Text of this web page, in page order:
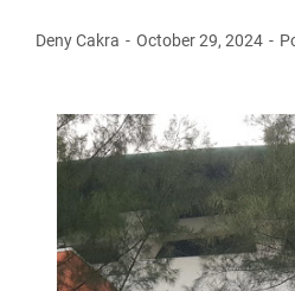
Deny Cakra October 29, 2024